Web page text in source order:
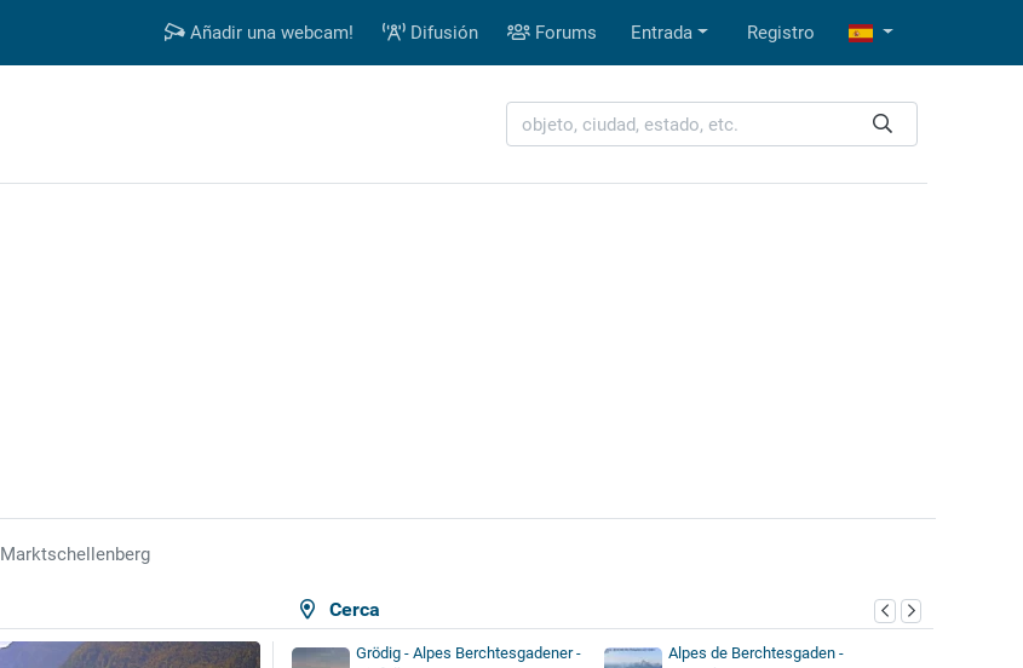
Añadir una webcam! Difusión Forums Entrada Registro
Marktschellenberg
Cerca
Grödig - Alpes Berchtesgadener -
Alpes de Berchtesgaden -